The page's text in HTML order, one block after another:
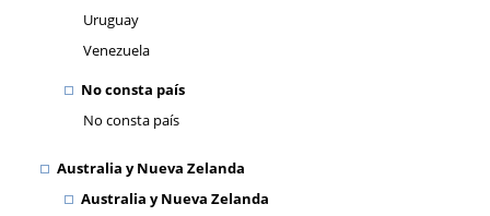
Uruguay
Venezuela
No consta país
No consta país
Australia y Nueva Zelanda
Australia y Nueva Zelanda